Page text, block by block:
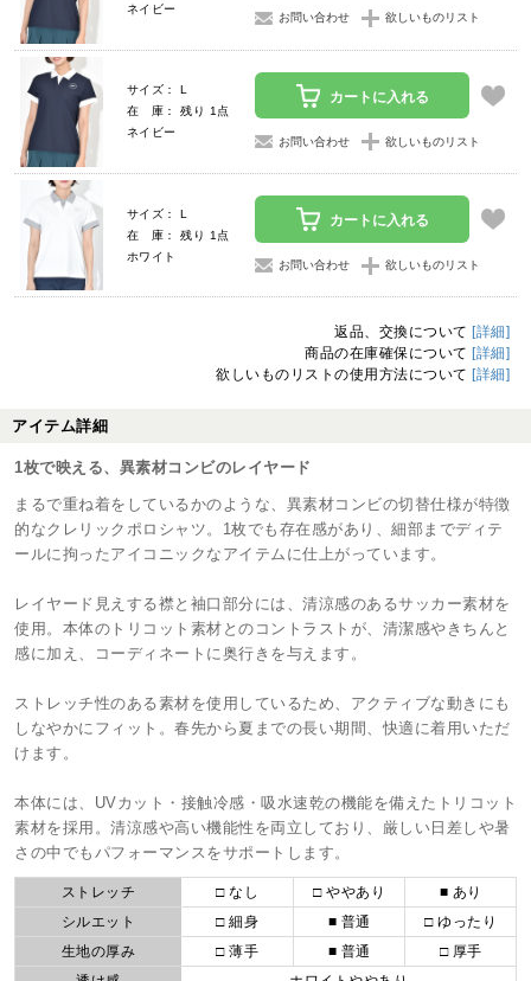
ネイビー
お問い合わせ 欲しいものリスト
サイズ： L
在 庫： 残り 1点
ネイビー
カートに入れる
お問い合わせ 欲しいものリスト
サイズ： L
在 庫： 残り 1点
ホワイト
カートに入れる
お問い合わせ 欲しいものリスト
返品、交換について [詳細]
商品の在庫確保について [詳細]
欲しいものリストの使用方法について [詳細]
アイテム詳細
1枚で映える、異素材コンビのレイヤード
まるで重ね着をしているかのような、異素材コンビの切替仕様が特徴
的なクレリックポロシャツ。1枚でも存在感があり、細部までディテ
ールに拘ったアイコニックなアイテムに仕上がっています。
レイヤード見えする襟と袖口部分には、清涼感のあるサッカー素材を
使用。本体のトリコット素材とのコントラストが、清潔感やきちんと
感に加え、コーディネートに奥行きを与えます。
ストレッチ性のある素材を使用しているため、アクティブな動きにも
しなやかにフィット。春先から夏までの長い期間、快適に着用いただ
けます。
本体には、UVカット・接触冷感・吸水速乾の機能を備えたトリコット
素材を採用。清涼感や高い機能性を両立しており、厳しい日差しや暑
さの中でもパフォーマンスをサポートします。
ストレッチ □ なし □ ややあり
■ あり
シルエット
□ 細身 ■ 普通
□ ゆったり
生地の厚み
□ 薄手 ■ 普通
□ 厚手